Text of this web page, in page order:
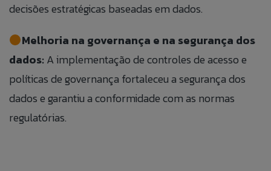
decisões estratégicas baseadas em dados.
Melhoria na governança e na segurança dos
dados: A implementação de controles de acesso e
políticas de governança fortaleceu a segurança dos
dados e garantiu a conformidade com as normas
regulatórias.